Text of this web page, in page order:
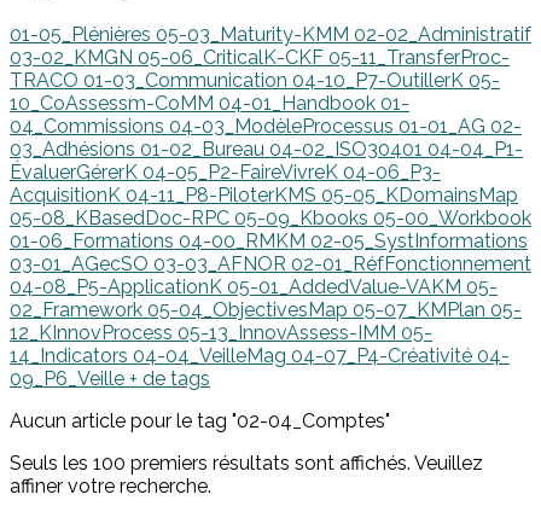
01-05_Plénières 05-03_Maturity-KMM 02-02_Administratif
03-02_KMGN 05-06_CriticalK-CKF 05-11_TransferProc-
TRACO 01-03_Communication 04-10_P7-OutillerK 05-
10_CoAssessm-CoMM 04-01_Handbook 01-
04_Commissions 04-03_ModèleProcessus 01-01_AG 02-
03_Adhésions 01-02_Bureau 04-02_ISO30401 04-04_P1-
ÉvaluerGérerK 04-05_P2-FaireVivreK 04-06_P3-
AcquisitionK 04-11_P8-PiloterKMS 05-05_KDomainsMap
05-08_KBasedDoc-RPC 05-09_Kbooks 05-00_Workbook
01-06_Formations 04-00_RMKM 02-05_SystInformations
03-01_AGecSO 03-03_AFNOR 02-01_RéfFonctionnement
04-08_P5-ApplicationK 05-01_AddedValue-VAKM 05-
02_Framework 05-04_ObjectivesMap 05-07_KMPlan 05-
12_KInnovProcess 05-13_InnovAssess-IMM 05-
14_Indicators 04-04_VeilleMag 04-07_P4-Créativité 04-
09_P6_Veille + de tags
Aucun article pour le tag "02-04_Comptes"
Seuls les 100 premiers résultats sont affichés. Veuillez
affiner votre recherche.